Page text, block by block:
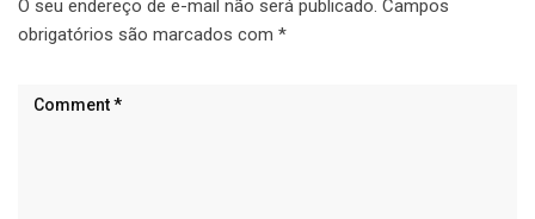
O seu endereço de e-mail não será publicado. Campos
obrigatórios são marcados com *